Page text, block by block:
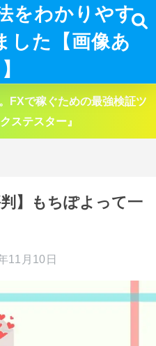
をわかりやす
した【画像あ
FXで稼ぐための最強検証ツ
ステスター』
】もちぽよって一
11月10日